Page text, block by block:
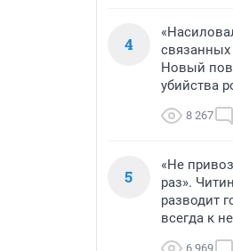
4
связанных
Новый
убийства
8 267
5
«Не
раз».
разводит
всегда к
6 969